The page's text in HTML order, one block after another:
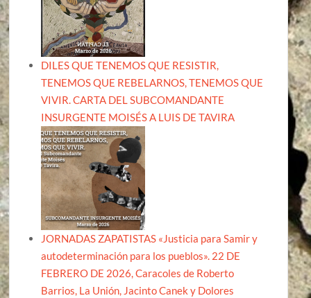
DILES QUE TENEMOS QUE RESISTIR,
TENEMOS QUE REBELARNOS, TENEMOS QUE
VIVIR. CARTA DEL SUBCOMANDANTE
INSURGENTE MOISÉS A LUIS DE TAVIRA
JORNADAS ZAPATISTAS «Justicia para Samir y
autodeterminación para los pueblos». 22 DE
FEBRERO DE 2026, Caracoles de Roberto
Barrios, La Unión, Jacinto Canek y Dolores